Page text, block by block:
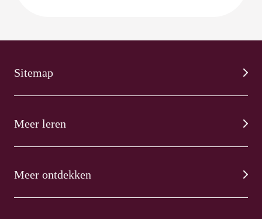
Sitemap
Meer leren
Meer ontdekken